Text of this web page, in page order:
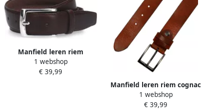
Manfield leren riem
donkerbruin
1 webshop
€ 39,99
Manfield leren riem cognac
1 webshop
€ 39,99